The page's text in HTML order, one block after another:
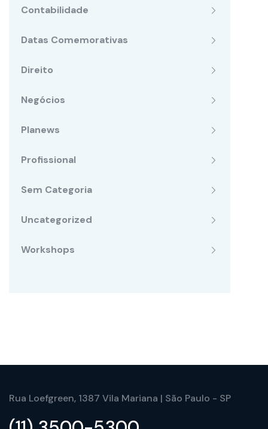
Contabilidade
Datas Comemorativas
Direito
Negócios
Planews
Profissional
Sem Categoria
Uncategorized
Workshops
Rua Loefgreen, 1387 Vila Mariana | São Paulo - SP